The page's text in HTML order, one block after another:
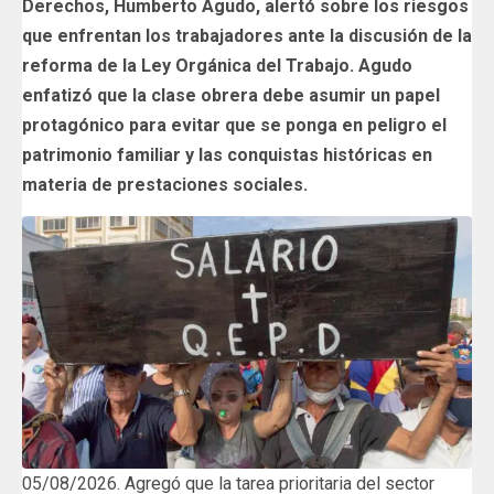
Derechos, Humberto Agudo, alertó sobre los riesgos
que enfrentan los trabajadores ante la discusión de la
reforma de la Ley Orgánica del Trabajo. Agudo
enfatizó que la clase obrera debe asumir un papel
protagónico para evitar que se ponga en peligro el
patrimonio familiar y las conquistas históricas en
materia de prestaciones sociales.
05/08/2026. Agregó que la tarea prioritaria del sector